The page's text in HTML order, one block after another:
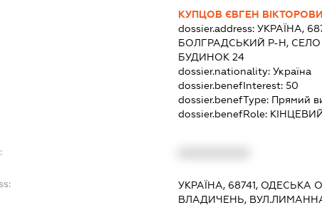
КУПЦОВ ЄВГЕН
dossier.address:УКРАЇНА,
БОЛГРАДСЬКИЙ Р-Н,
БУДИНОК 24
dossier.nationality:Україна
dossier.benefInterest:50
dossier.benefType: Прямий
dossier.benefRole:
УКРАЇНА, 68741,
ВЛАДИЧЕНЬ,